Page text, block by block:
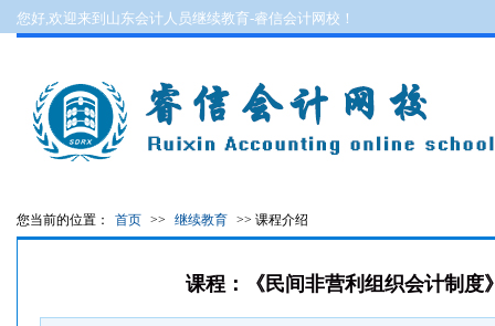
您好,欢迎来到山东会计人员继续教育-睿信会计网校！
您当前的位置： 首页 >> 继续教育 >> 课程介绍
课程：《民间非营利组织会计制度